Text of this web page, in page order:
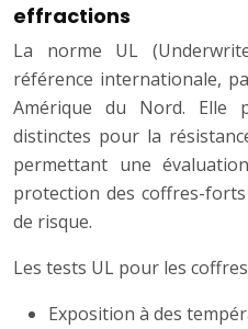
effractions
La norme UL
référence internationale,
Amérique du Nord. Elle
distinctes pour la
permettant une
protection des coffres-
de risque.
Les tests UL pour les
Exposition à des